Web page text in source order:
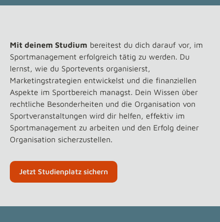
Mit deinem Studium bereitest du dich darauf vor, im
Sportmanagement erfolgreich tätig zu werden. Du
lernst, wie du Sportevents organisierst,
Marketingstrategien entwickelst und die finanziellen
Aspekte im Sportbereich managst. Dein Wissen über
rechtliche Besonderheiten und die Organisation von
Sportveranstaltungen wird dir helfen, effektiv im
Sportmanagement zu arbeiten und den Erfolg deiner
Organisation sicherzustellen.
Jetzt Studienplatz sichern